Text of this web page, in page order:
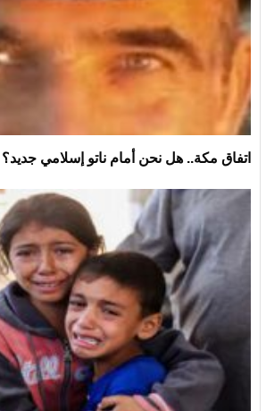
اتفاق مكة.. هل نحن أمام ناتو إسلامي جديد؟